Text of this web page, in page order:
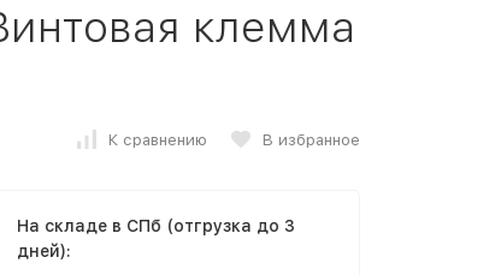
клемма
К сравнению В избранное
На складе в СПб (отгрузка до 3
дней):